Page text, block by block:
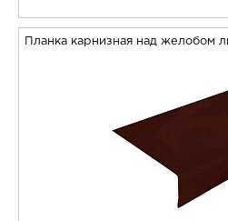
Планка карнизная над желобом